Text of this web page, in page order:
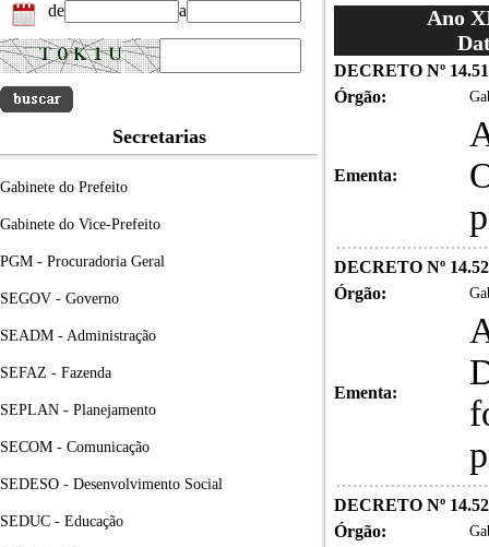
de a
Secretarias
Gabinete do Prefeito
Gabinete do Vice-Prefeito
PGM - Procuradoria Geral
SEGOV - Governo
SEADM - Administração
SEFAZ - Fazenda
SEPLAN - Planejamento
SECOM - Comunicação
SEDESO - Desenvolvimento Social
SEDUC - Educação
Ano
DECRETO Nº
Órgão:
Ementa:
DECRETO Nº
Órgão:
Ementa:
DECRETO Nº
Órgão: